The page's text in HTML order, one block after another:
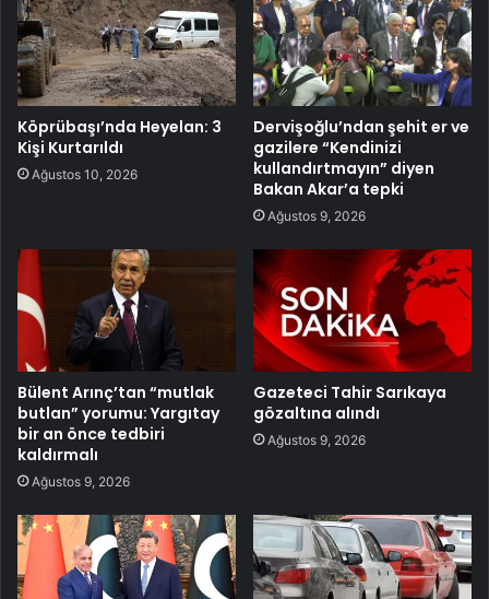
Köprübaşı’nda Heyelan: 3
Kişi Kurtarıldı
Ağustos 10, 2026
Dervişoğlu’ndan şehit er ve
gazilere “Kendinizi
kullandırtmayın” diyen
Bakan Akar’a tepki
Ağustos 9, 2026
Bülent Arınç’tan “mutlak
butlan” yorumu: Yargıtay
bir an önce tedbiri
kaldırmalı
Ağustos 9, 2026
Gazeteci Tahir Sarıkaya
gözaltına alındı
Ağustos 9, 2026